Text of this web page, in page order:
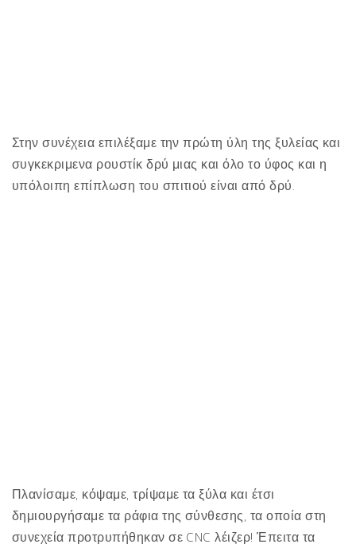
Στην συνέχεια επιλέξαμε την πρώτη ύλη της ξυλείας και
συγκεκριμενα ρουστίκ δρύ μιας και όλο το ύφος και η
υπόλοιπη επίπλωση του σπιτιού είναι από δρύ.
Πλανίσαμε, κόψαμε, τρίψαμε τα ξύλα και έτσι
δημιουργήσαμε τα ράφια της σύνθεσης, τα οποία στη
συνεχεία προτρυπήθηκαν σε CNC λέιζερ! Έπειτα τα